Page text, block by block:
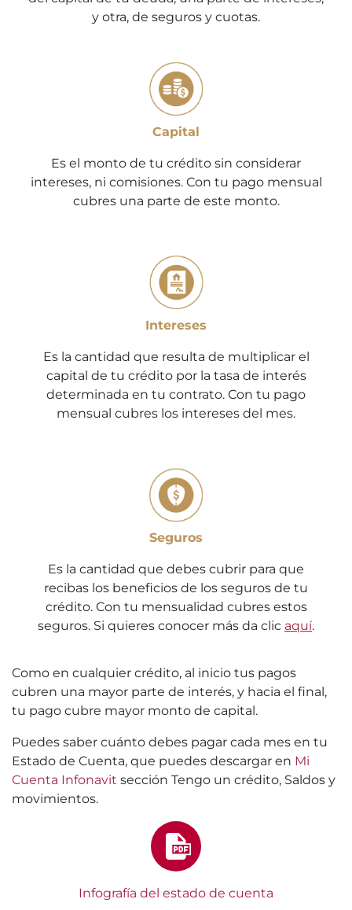
y otra, de seguros y cuotas.
Capital
Es el monto de tu crédito sin considerar
intereses, ni comisiones. Con tu pago mensual
cubres una parte de este monto.
Intereses
Es la cantidad que resulta de multiplicar el
capital de tu crédito por la tasa de interés
determinada en tu contrato. Con tu pago
mensual cubres los intereses del mes.
Seguros
Es la cantidad que debes cubrir para que
recibas los beneficios de los seguros de tu
crédito. Con tu mensualidad cubres estos
seguros. Si quieres conocer más da clic aquí.
Como en cualquier crédito, al inicio tus pagos
cubren una mayor parte de interés, y hacia el final,
tu pago cubre mayor monto de capital.
Puedes saber cuánto debes pagar cada mes en tu
Estado de Cuenta, que puedes descargar en Mi
Cuenta Infonavit sección Tengo un crédito, Saldos y
movimientos.
Infografía del estado de cuenta